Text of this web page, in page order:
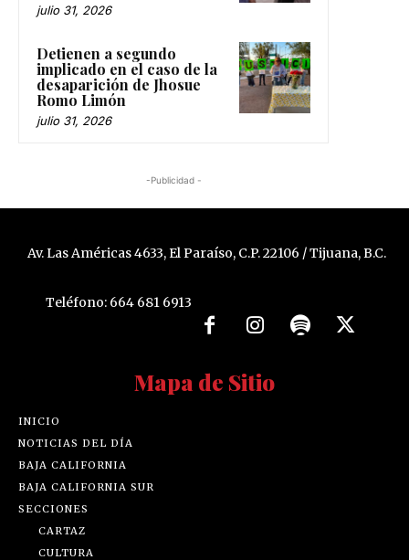
julio 31, 2026
Detienen a segundo
implicado en el caso de la
desaparición de Jhosue
Romo Limón
julio 31, 2026
-Publicidad -
Av. Las Américas 4633, El Paraíso, C.P. 22106 / Tijuana, B.C.
Teléfono: 664 681 6913
Mapa de Sitio
INICIO
NOTICIAS DEL DÍA
BAJA CALIFORNIA
BAJA CALIFORNIA SUR
SECCIONES
CARTAZ
CULTURA